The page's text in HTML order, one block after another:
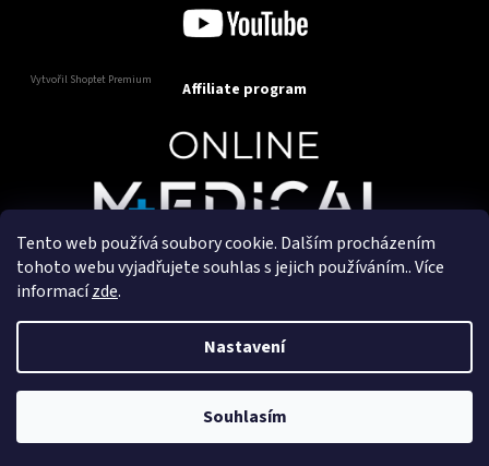
Tento web používá soubory cookie. Dalším procházením
tohoto webu vyjadřujete souhlas s jejich používáním.. Více
informacízde.
Nastavení
Souhlasím
Vytvořil Shoptet Premium Affiliate program
Copyright 2025OnlineMedical.cz. Všechna práva
Vytvořil a marketingově zajišťuje